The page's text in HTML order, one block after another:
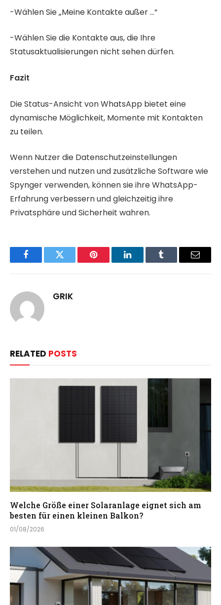
-Wählen Sie „Meine Kontakte außer …“
-Wählen Sie die Kontakte aus, die Ihre
Statusaktualisierungen nicht sehen dürfen.
Fazit
Die Status-Ansicht von WhatsApp bietet eine
dynamische Möglichkeit, Momente mit Kontakten
zu teilen.
Wenn Nutzer die Datenschutzeinstellungen
verstehen und nutzen und zusätzliche Software wie
Spynger verwenden, können sie ihre WhatsApp-
Erfahrung verbessern und gleichzeitig ihre
Privatsphäre und Sicherheit wahren.
FacebookTwitter Pinterest LinkedInTumblr Email
GRIK
RELATED POSTS
Welche Größe einer Solaranlage eignet sich am
besten für einen kleinen Balkon?
01/08/2026